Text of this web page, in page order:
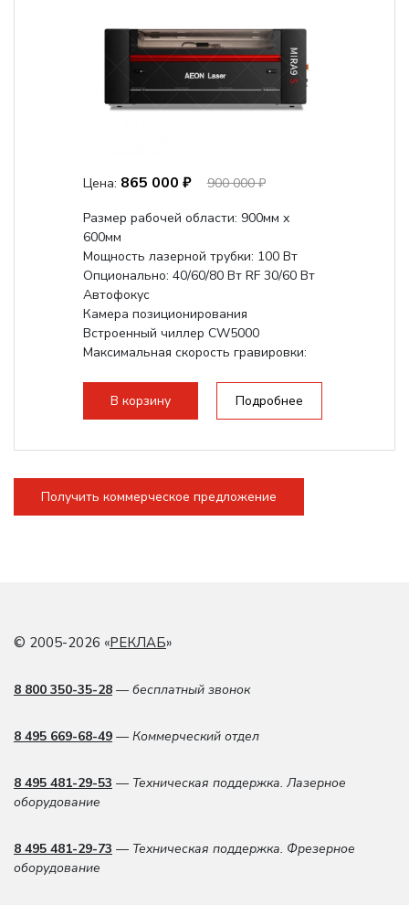
Цена: 865 000 ₽
900 000 ₽
Размер рабочей области: 900мм х
600мм
Мощность лазерной трубки: 100 Вт
Опционально: 40/60/80 Вт RF 30/60 Вт
Автофокус
Камера позиционирования
Встроенный чиллер CW5000
Максимальная скорость гравировки:
В корзину Подробнее
Получить коммерческое предложение
© 2005-2026 «РЕКЛАБ»
8 800 350-35-28 — бесплатный звонок
8 495 669-68-49 — Коммерческий отдел
8 495 481-29-53 — Техническая поддержка. Лазерное
оборудование
8 495 481-29-73 — Техническая поддержка. Фрезерное
оборудование